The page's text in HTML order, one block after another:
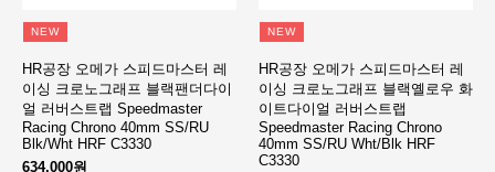
NEW
HR공장 오메가 스피드마스터 레
이싱 크로노그래프 블랙팬더다이
얼 러버스트랩 Speedmaster
Racing Chrono 40mm SS/RU
Blk/Wht HRF C3330
634,000원
NEW
HR공장 오메가 스피드마스터 레
이싱 크로노그래프 블랙옐로우 화
이트다이얼 러버스트랩
Speedmaster Racing Chrono
40mm SS/RU Wht/Blk HRF
C3330